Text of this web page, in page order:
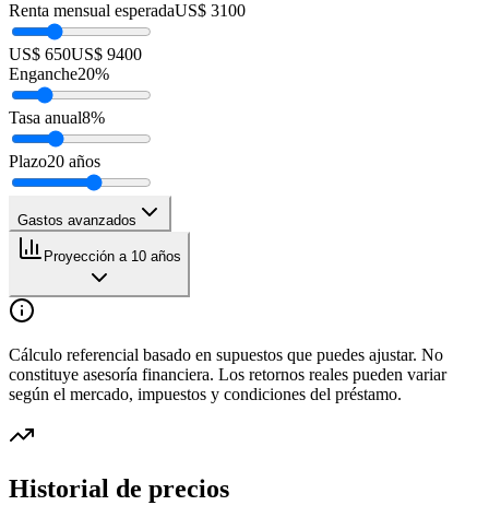
Renta mensual esperadaUS$ 3100
US$ 650US$ 9400
Enganche20%
Tasa anual8%
Plazo20 años
Gastos avanzados
Proyección a 10 años
Cálculo referencial basado en supuestos que puedes ajustar. No
constituye asesoría financiera. Los retornos reales pueden variar
según el mercado, impuestos y condiciones del préstamo.
Historial de precios